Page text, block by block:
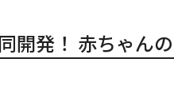
開発！ 赤ちゃん